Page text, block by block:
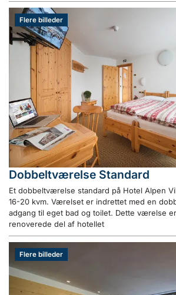
Flere billeder
Dobbeltværelse Standard
Et dobbeltværelse standard på Hotel Alpen
16-20 kvm. Værelset er indrettet med en
adgang til eget bad og toilet. Dette værelse
renoverede del af hotellet
Flere billeder